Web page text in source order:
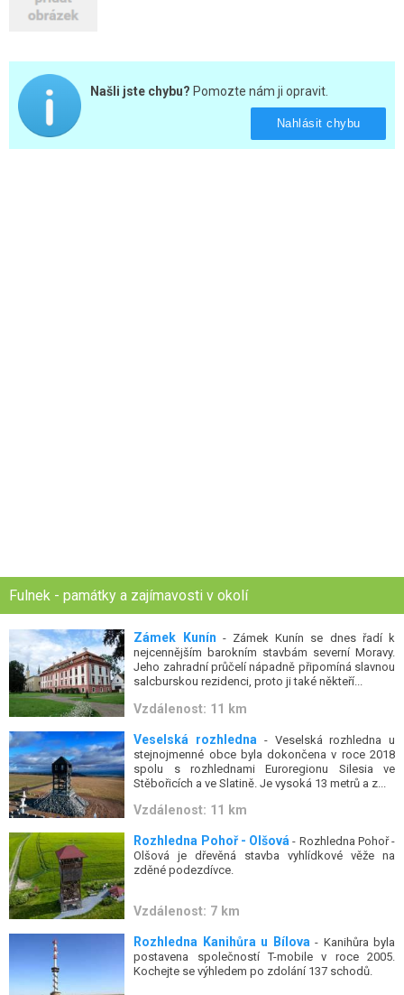
Našli jste chybu? Pomozte nám ji opravit.
Nahlásit chybu
Fulnek - památky a zajímavosti v okolí
Zámek Kunín - Zámek Kunín se dnes řadí k
nejcennějším barokním stavbám severní Moravy.
Jeho zahradní průčelí nápadně připomíná slavnou
salcburskou rezidenci, proto ji také někteří...
Vzdálenost: 11 km
Veselská rozhledna - Veselská rozhledna u
stejnojmenné obce byla dokončena v roce 2018
spolu s rozhlednami Euroregionu Silesia ve
Stěbořicích a ve Slatině. Je vysoká 13 metrů a z...
Vzdálenost: 11 km
Rozhledna Pohoř - Olšová - Rozhledna Pohoř -
Olšová je dřevěná stavba vyhlídkové věže na
zděné podezdívce.
Vzdálenost: 7 km
Rozhledna Kanihůra u Bílova- Kanihůra byla
postavena společností T-mobile v roce 2005.
Kochejte se výhledem po zdolání 137 schodů.